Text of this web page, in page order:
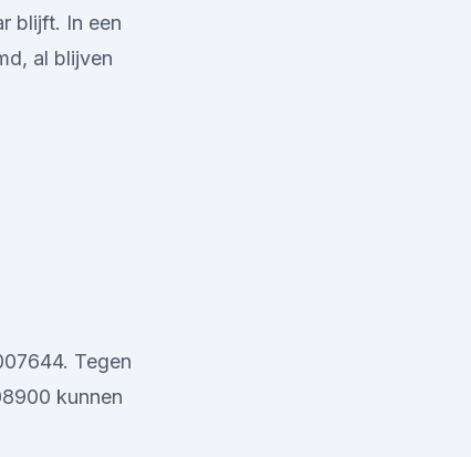
blijft. In een
al blijven
Tegen
kunnen